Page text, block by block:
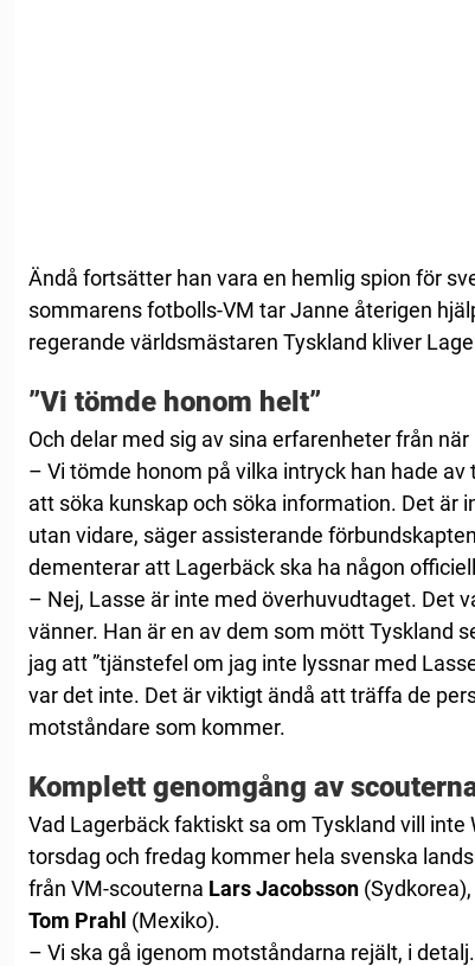
Ändå fortsätter han vara en hemlig spion för
sommarens fotbolls-VM tar Janne återigen
regerande världsmästaren Tyskland kliver
”Vi tömde honom helt”
Och delar med sig av sina erfarenheter från
– Vi tömde honom på vilka intryck han hade
att söka kunskap och söka information. Det är
utan vidare, säger assisterande förbundskapten
dementerar att Lagerbäck ska ha någon
– Nej, Lasse är inte med överhuvudtaget. Det
vänner. Han är en av dem som mött Tyskland
jag att ”tjänstefel om jag inte lyssnar med
var det inte. Det är viktigt ändå att träffa de
motståndare som kommer.
Komplett genomgång av
Vad Lagerbäck faktiskt sa om Tyskland vill
torsdag och fredag kommer hela svenska
från VM-scouterna Lars Jacobsson (Sydkorea),
Tom Prahl (Mexiko).
– Vi ska gå igenom motståndarna rejält, i